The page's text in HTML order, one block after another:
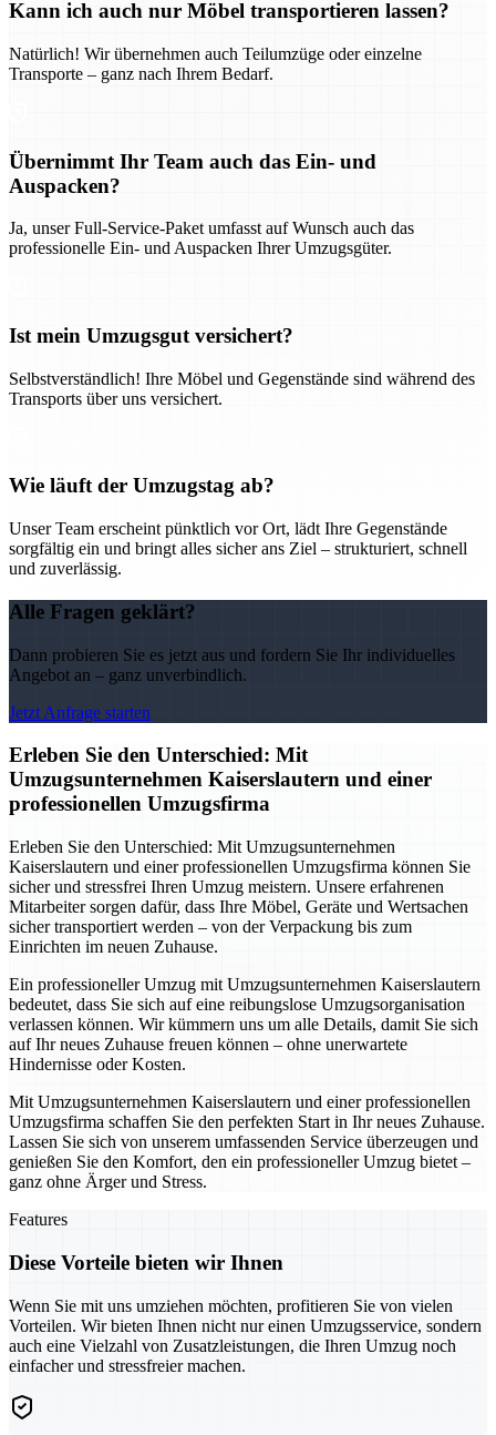
Kann ich auch nur Möbel transportieren lassen?
Natürlich! Wir übernehmen auch Teilumzüge oder einzelne
Transporte – ganz nach Ihrem Bedarf.
Übernimmt Ihr Team auch das Ein- und
Auspacken?
Ja, unser Full-Service-Paket umfasst auf Wunsch auch das
professionelle Ein- und Auspacken Ihrer Umzugsgüter.
Ist mein Umzugsgut versichert?
Selbstverständlich! Ihre Möbel und Gegenstände sind während des
Transports über uns versichert.
Wie läuft der Umzugstag ab?
Unser Team erscheint pünktlich vor Ort, lädt Ihre Gegenstände
sorgfältig ein und bringt alles sicher ans Ziel – strukturiert, schnell
und zuverlässig.
Alle Fragen geklärt?
Dann probieren Sie es jetzt aus und fordern Sie Ihr individuelles
Angebot an – ganz unverbindlich.
Jetzt Anfrage starten
Erleben Sie den Unterschied: Mit
Umzugsunternehmen Kaiserslautern und einer
professionellen Umzugsfirma
Erleben Sie den Unterschied: Mit Umzugsunternehmen
Kaiserslautern und einer professionellen Umzugsfirma können Sie
sicher und stressfrei Ihren Umzug meistern. Unsere erfahrenen
Mitarbeiter sorgen dafür, dass Ihre Möbel, Geräte und Wertsachen
sicher transportiert werden – von der Verpackung bis zum
Einrichten im neuen Zuhause.
Ein professioneller Umzug mit Umzugsunternehmen Kaiserslautern
bedeutet, dass Sie sich auf eine reibungslose Umzugsorganisation
verlassen können. Wir kümmern uns um alle Details, damit Sie sich
auf Ihr neues Zuhause freuen können – ohne unerwartete
Hindernisse oder Kosten.
Mit Umzugsunternehmen Kaiserslautern und einer professionellen
Umzugsfirma schaffen Sie den perfekten Start in Ihr neues Zuhause.
Lassen Sie sich von unserem umfassenden Service überzeugen und
genießen Sie den Komfort, den ein professioneller Umzug bietet –
ganz ohne Ärger und Stress.
Features
Diese Vorteile bieten wir Ihnen
Wenn Sie mit uns umziehen möchten, profitieren Sie von vielen
Vorteilen. Wir bieten Ihnen nicht nur einen Umzugsservice, sondern
auch eine Vielzahl von Zusatzleistungen, die Ihren Umzug noch
einfacher und stressfreier machen.